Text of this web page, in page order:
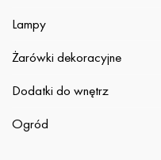
Lampy
Żarówki dekoracyjne
Dodatki do wnętrz
Ogród